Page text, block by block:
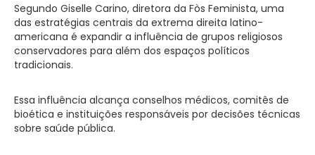
Segundo Giselle Carino, diretora da Fòs Feminista, uma
das estratégias centrais da extrema direita latino-
americana é expandir a influência de grupos religiosos
conservadores para além dos espaços políticos
tradicionais.
Essa influência alcança conselhos médicos, comitês de
bioética e instituições responsáveis por decisões técnicas
sobre saúde pública.